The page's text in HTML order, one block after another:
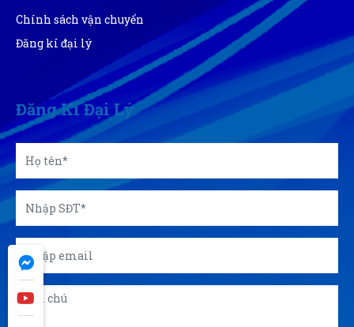
Sản phẩm đẹp mắt. Đúng gu mình nhé
HT
Huyền Trang
(Đánh giá 1 năm trước)
Sử dụng dc 1 thời gian tôi cảm thấy rất ok
HN
(Đánh giá 1 năm trước)
Tư vấn rất kiên nhẫn, hơi lâu xíu nhưng mua được
sản phẩm ưng ý
Chính sách vận chuyển
Đăng kí đại lý
Đăng Kí Đại Lý